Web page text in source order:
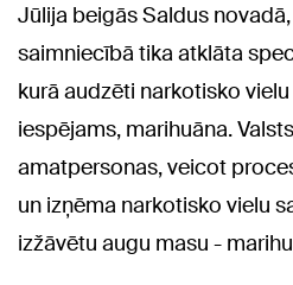
Jūlija beigās Saldus
saimniecībā tika atklāta
kurā audzēti narkotisko
iespējams, marihuāna.
amatpersonas, veicot
un izņēma narkotisko vielu
izžāvētu augu masu -